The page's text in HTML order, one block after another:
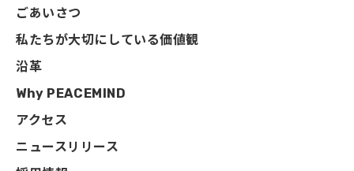
ごあいさつ
私たちが大切にしている価値観
沿革
Why PEACEMIND
アクセス
ニュースリリース